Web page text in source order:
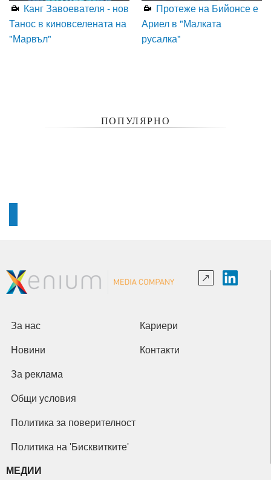
Канг Завоевателя - нов
Танос в киновселената на
"Марвъл"
Протеже на Бийонсе е
Ариел в "Малката
русалка"
ПОПУЛЯРНО
За нас Кариери
Новини Контакти
За реклама
Общи условия
Политика за поверителност
Политика на 'Бисквитките'
МЕДИИ